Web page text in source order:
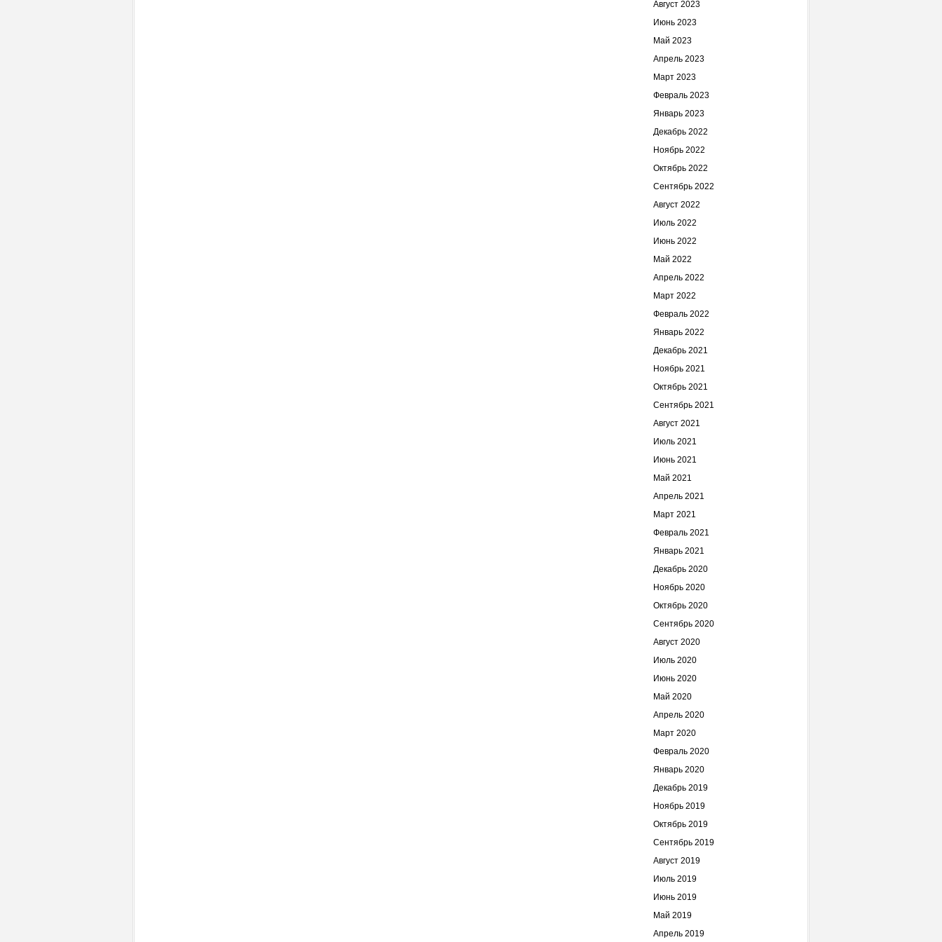
Август 2023
Июнь 2023
Май 2023
Апрель 2023
Март 2023
Февраль 2023
Январь 2023
Декабрь 2022
Ноябрь 2022
Октябрь 2022
Сентябрь 2022
Август 2022
Июль 2022
Июнь 2022
Май 2022
Апрель 2022
Март 2022
Февраль 2022
Январь 2022
Декабрь 2021
Ноябрь 2021
Октябрь 2021
Сентябрь 2021
Август 2021
Июль 2021
Июнь 2021
Май 2021
Апрель 2021
Март 2021
Февраль 2021
Январь 2021
Декабрь 2020
Ноябрь 2020
Октябрь 2020
Сентябрь 2020
Август 2020
Июль 2020
Июнь 2020
Май 2020
Апрель 2020
Март 2020
Февраль 2020
Январь 2020
Декабрь 2019
Ноябрь 2019
Октябрь 2019
Сентябрь 2019
Август 2019
Июль 2019
Июнь 2019
Май 2019
Апрель 2019